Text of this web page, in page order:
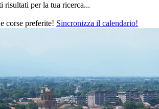
risultati per la tua ricerca...
corse preferite! Sincronizza il calendario!